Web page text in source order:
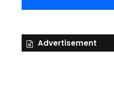
Advertisement